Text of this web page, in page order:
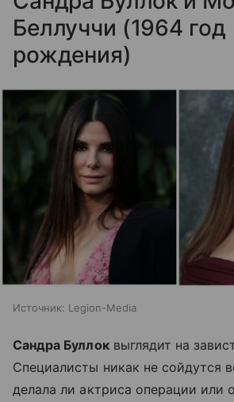
Беллуччи (1964 год
рождения)
Источник: Legion-Media
Сандра Буллоквыглядит на
Специалисты никак не сойдутся
делала ли актриса операции или